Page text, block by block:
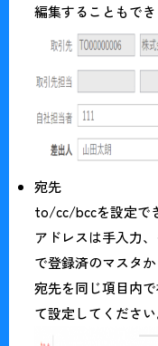
編集することもでき
宛先
to/cc/bccを設定で
アドレスは手入力
で登録済のマスタか
宛先を同じ項目内
て設定してください